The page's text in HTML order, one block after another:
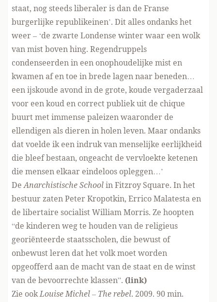
staat, nog steeds liberaler is dan de Franse
burgerlijke republikeinen’. Dit alles ondanks het
weer – ‘de zwarte Londense winter waar een wolk
van mist boven hing. Regendruppels
condenseerden in een onophoudelijke mist en
kwamen af en toe in brede lagen naar beneden…
een ijskoude avond in de grote, koude vergaderzaal
voor een koud en correct publiek uit de chique
buurt met immense paleizen waaronder de
ellendigen als dieren in holen leven. Maar ondanks
dat voelde ik een indruk van menselijke eerlijkheid
die bleef bestaan, ongeacht de vervloekte ketenen
die mensen elkaar eindeloos opleggen…’
DeAnarchistische Schoolin Fitzroy Square. In het
bestuur zaten Peter Kropotkin, Errico Malatesta en
de libertaire socialist William Morris. Ze hoopten
“de kinderen weg te houden van de religieus
georiënteerde staatsscholen, die bewust of
onbewust leren dat het volk moet worden
opgeofferd aan de macht van de staat en de winst
van de bevoorrechte klassen”. (link)
Zie ookLouise Michel – The rebel. 2009. 90 min.